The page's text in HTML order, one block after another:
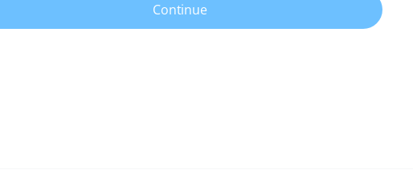
Continue